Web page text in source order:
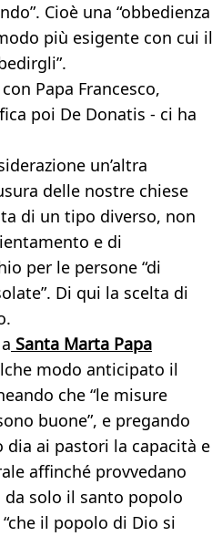
Cioè una “obbedienza
più esigente con cui il
con Papa Francesco,
poi De Donatis - ci ha
un’altra
delle nostre chiese
di un tipo diverso, non
e di
per le persone “di
Di qui la scelta di
Santa Marta Papa
modo anticipato il
che “le misure
buone”, e pregando
dia ai pastori la capacità e
affinché provvedano
solo il santo popolo
il popolo di Dio si